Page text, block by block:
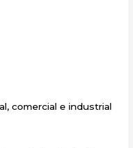
comercial e industrial